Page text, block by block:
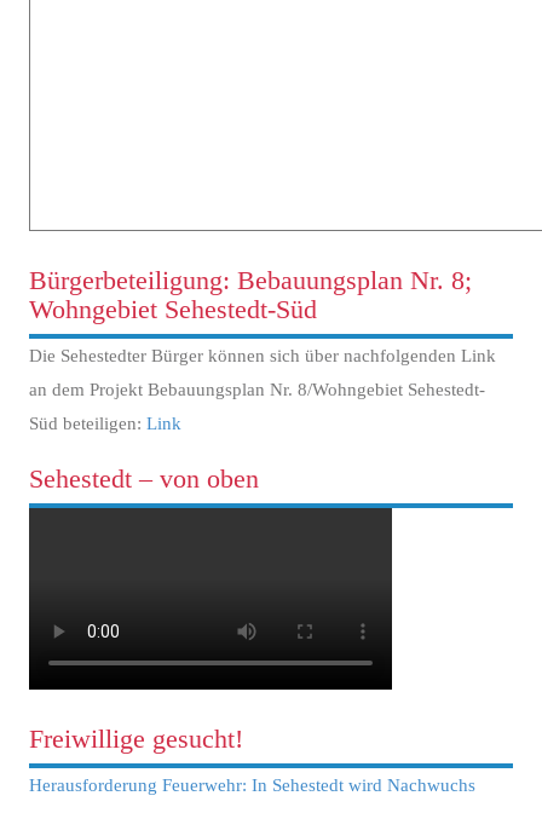
Bürgerbeteiligung: Bebauungsplan Nr. 8;
Wohngebiet Sehestedt-Süd
Die Sehestedter Bürger können sich über nachfolgenden Link
an dem Projekt Bebauungsplan Nr. 8/Wohngebiet Sehestedt-
Süd beteiligen: Link
Sehestedt – von oben
Freiwillige gesucht!
Herausforderung Feuerwehr: In Sehestedt wird Nachwuchs